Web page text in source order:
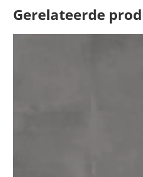
Gerelateerde